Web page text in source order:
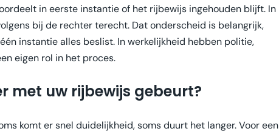
in eerste instantie of het rijbewijs ingehouden blijft. In
bij de rechter terecht. Dat onderscheid is belangrijk,
instantie alles beslist. In werkelijkheid hebben politie,
eigen rol in het proces.
met uw rijbewijs gebeurt?
komt er snel duidelijkheid, soms duurt het langer. Voor een